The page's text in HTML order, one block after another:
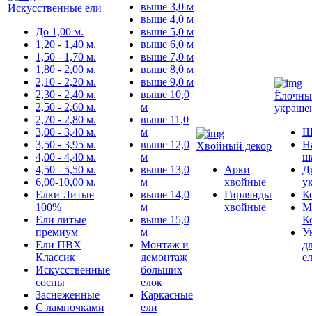
Искусственные ели
До 1,00 м.
1,20 - 1,40 м.
1,50 - 1,70 м.
1,80 - 2,00 м.
2,10 - 2,20 м.
2,30 - 2,40 м.
2,50 - 2,60 м.
2,70 - 2,80 м.
3,00 - 3,40 м.
3,50 - 3,95 м.
4,00 - 4,40 м.
4,50 - 5,50 м.
6,00-10,00 м.
Елки Литые
100%
Ели литые
премиум
Ели ПВХ
Классик
Искусственные
сосны
Заснеженные
С лампочками
выше 3,0 м
выше 4,0 м
выше 5,0 м
выше 6,0 м
выше 7,0 м
выше 8,0 м
выше 9,0 м
выше 10,0
м
выше 11,0
м
выше 12,0
м
выше 13,0
м
выше 14,0
м
выше 15,0
м
Монтаж и
демонтаж
больших
елок
Каркасные
ели
Хвойный декор
Арки
хвойные
Гирлянды
хвойные